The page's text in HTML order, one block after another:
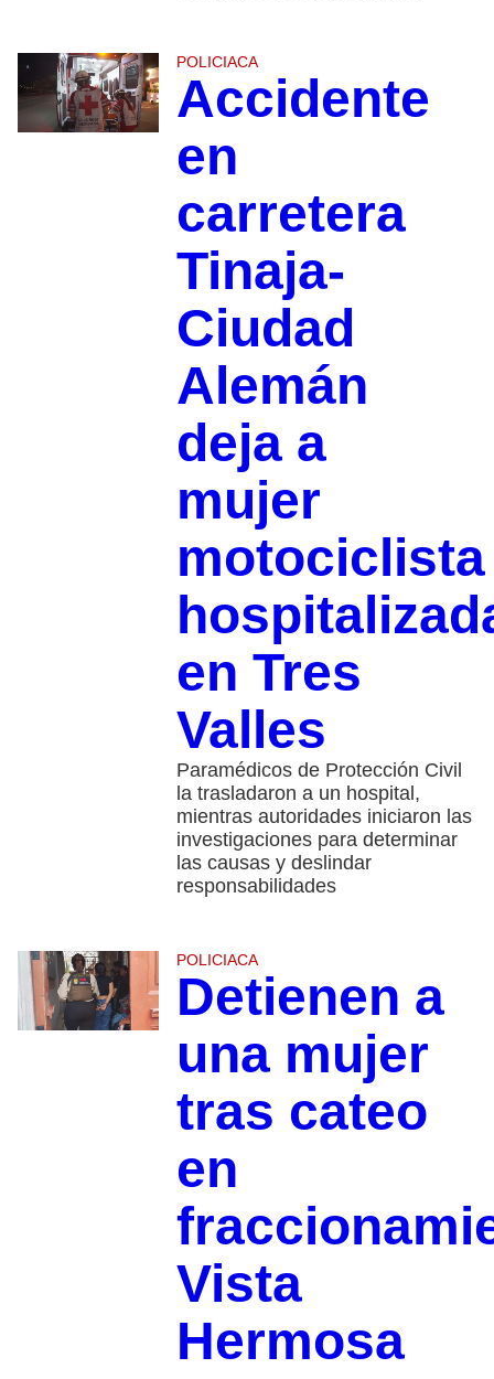
POLICIACA
Accidente
en
carretera
Tinaja-
Ciudad
Alemán
deja a
mujer
motociclista
en Tres
Valles
Paramédicos de Protección Civil
la trasladaron a un hospital,
mientras autoridades iniciaron las
investigaciones para determinar
las causas y deslindar
responsabilidades
POLICIACA
Detienen a
una mujer
tras cateo
en
Vista
Hermosa